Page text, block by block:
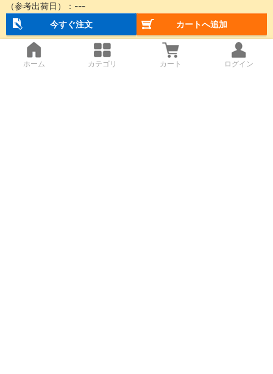
（参考出荷日）： ---
今すぐ注文
カートへ追加
ホーム カテゴリ カート ログイン